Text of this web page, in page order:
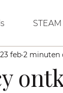
23 feb 2 minuten